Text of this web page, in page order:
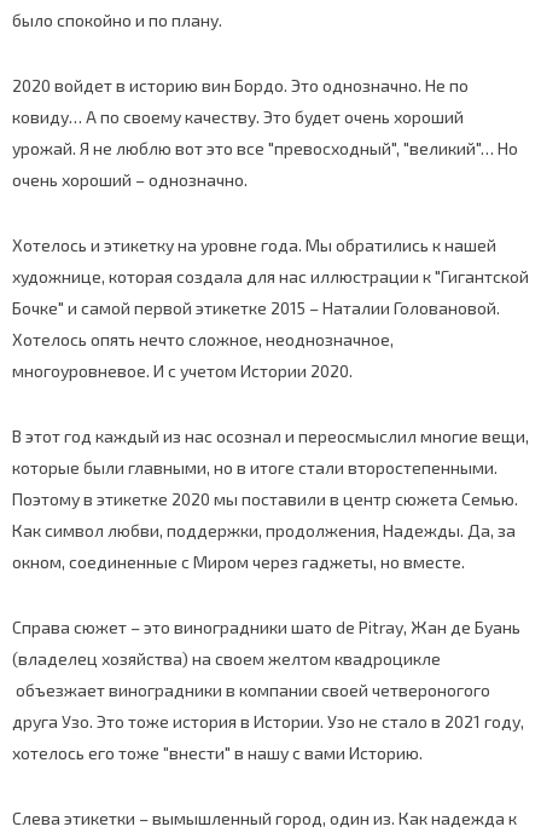
было спокойно и по плану.
2020 войдет в историю вин Бордо. Это однозначно. Не по
ковиду… А по своему качеству. Это будет очень хороший
урожай. Я не люблю вот это все "превосходный", "великий"… Но
очень хороший – однозначно.
Хотелось и этикетку на уровне года. Мы обратились к нашей
художнице, которая создала для нас иллюстрации к "Гигантской
Бочке" и самой первой этикетке 2015 – Наталии Головановой.
Хотелось опять нечто сложное, неоднозначное,
многоуровневое. И с учетом Истории 2020.
В этот год каждый из нас осознал и переосмыслил многие вещи,
которые были главными, но в итоге стали второстепенными.
Поэтому в этикетке 2020 мы поставили в центр сюжета Семью.
Как символ любви, поддержки, продолжения, Надежды. Да, за
окном, соединенные с Миром через гаджеты, но вместе.
Справа сюжет – это виноградники шато de Pitray, Жан де Буань
(владелец хозяйства) на своем желтом квадроцикле
объезжает виноградники в компании своей четвероногого
друга Узо. Это тоже история в Истории. Узо не стало в 2021 году,
хотелось его тоже "внести" в нашу с вами Историю.
Слева этикетки – вымышленный город, один из. Как надежда к